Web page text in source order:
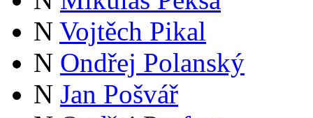
N Vojtěch Pikal
N Ondřej Polanský
N Jan Pošvář